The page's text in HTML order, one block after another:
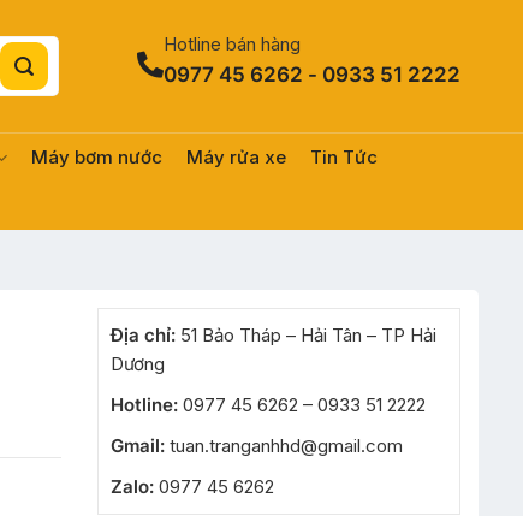
Hotline bán hàng
0977 45 6262 - 0933 51 2222
Máy bơm nước Máy rửa xe Tin Tức
Địa chỉ:51 Bảo Tháp – Hải Tân – TP Hải
Dương
Hotline:0977 45 6262 – 0933 51 2222
Gmail:tuan.tranganhhd@gmail.com
Zalo:0977 45 6262